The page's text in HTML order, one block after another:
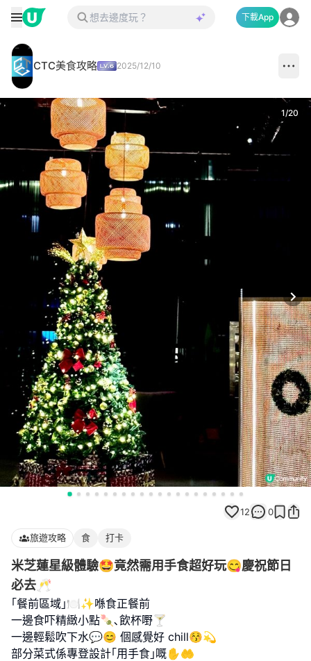
下載App
CTC美食攻略 2025/12/10
1/20
12 0
旅遊攻略 食 打卡
米芝蓮星級體驗🤩竟然需用手食超好玩😋慶祝節日
必去🥂
｢餐前區域｣🍽️✨喺食正餐前
一邊食吓精緻小點🍡､飲杯嘢🍸
一邊輕鬆吹下水💬😊 個感覺好 chill😚💫
部分菜式係專登設計｢用手食｣嘅✋🤲